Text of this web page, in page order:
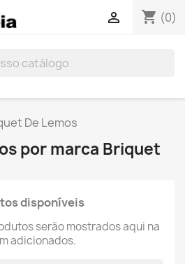
shopping_cart (0)

De Lemos
por marca Briquet
disponíveis
serão mostrados aqui na
adicionados.